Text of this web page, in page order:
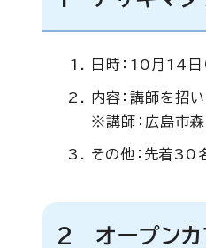
日時：10月14
内容：講師を招
※講師：広島市
その他：先着30
2 オープンカ